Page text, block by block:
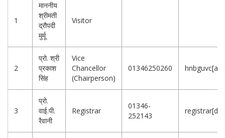
1
माननीय
श्रीमती
द्रौपदी
मुर्मू
Visitor
2
प्रो. श्री
प्रकाश
सिंह
Vice
Chancellor
(Chairperson)
01346250260
3
प्रो.
वाई.पी.
रैवानी
Registrar
01346-
252143